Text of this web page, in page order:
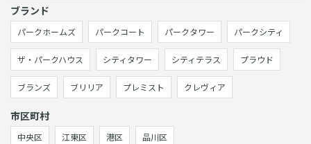
ブランド
パークホームズ パークコート パークタワー パークシティ
ザ・パークハウス シティタワー シティテラス プラウド
ブランズ ブリリア プレミスト クレヴィア
市区町村
中央区 江東区 港区 品川区